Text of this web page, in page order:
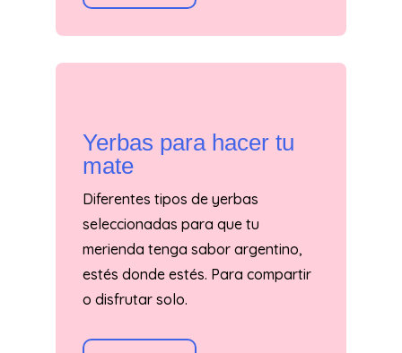
Yerbas para hacer tu
mate
Diferentes tipos de yerbas
seleccionadas para que tu
merienda tenga sabor argentino,
estés donde estés. Para compartir
o disfrutar solo.